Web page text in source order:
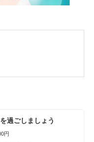
過ごしましょう
円